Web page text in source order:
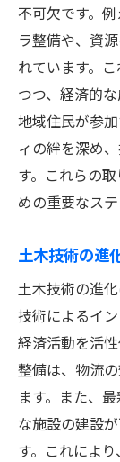
土
土
環境に
環
土
未
環
土木技
コ
土
持
土
不可欠です。
ラ整備や、資
れています。
つつ、経済的
地域住民が参
ィの絆を深め
す。これらの
めの重要なステ
土木技術の進
土木技術の進
技術によるイ
経済活動を活
整備は、物流
ます。また、
な施設の建設
す。これによ